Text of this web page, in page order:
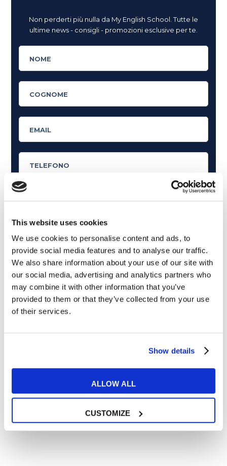
This website uses cookies
We use cookies to personalise content and ads, to
provide social media features and to analyse our traffic.
We also share information about your use of our site with
our social media, advertising and analytics partners who
may combine it with other information that you’ve
provided to them or that they’ve collected from your use
of their services.
Show details
ALLOW ALL
CUSTOMIZE
Non perderti più nulla da My English School. Tutte le
ultime news - consigli - promozioni esclusive per te.
Cosa ti piace leggere?
Articoli dedicati alla grammatica inglese
Articoli dedicati a inglese nel mondo del lavoro
Articoli con tips e new sulla lingua inglese
Articoli divertenti su film e musica
In quanto di età superiore ai 16 anni, dichiaro di acconsentire
al trattamento dei miei dati personali in conformità
RICHIEDI INFORMAZIONI